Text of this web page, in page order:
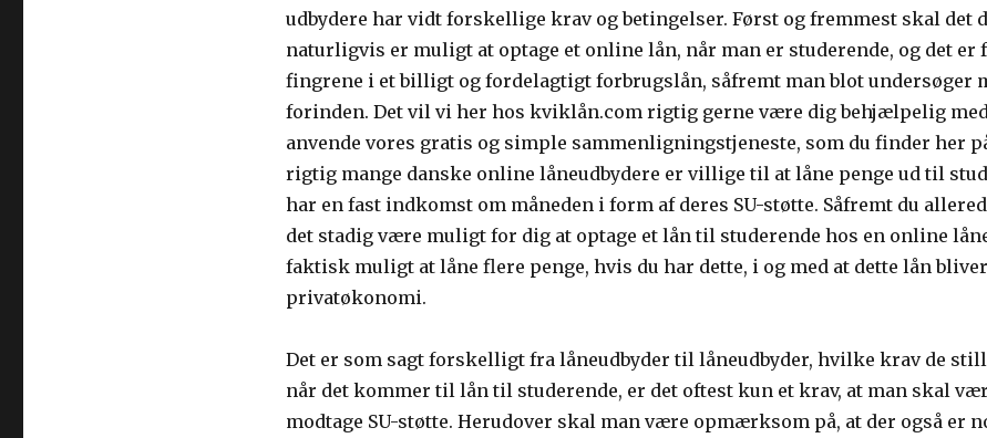
udbydere har vidt forskellige krav og betingelser. Først og fremmest skal det
naturligvis er muligt at optage et online lån, når man er studerende, og det
fingrene i et billigt og fordelagtigt forbrugslån, såfremt man blot undersøger
forinden. Det vil vi her hos kviklån.com rigtig gerne være dig behjælpelig
anvende vores gratis og simple sammenligningstjeneste, som du finder her
rigtig mange danske online låneudbydere er villige til at låne penge ud til
har en fast indkomst om måneden i form af deres SU-støtte. Såfremt du
det stadig være muligt for dig at optage et lån til studerende hos en online
faktisk muligt at låne flere penge, hvis du har dette, i og med at dette lån
privatøkonomi.
Det er som sagt forskelligt fra låneudbyder til låneudbyder, hvilke krav de
når det kommer til lån til studerende, er det oftest kun et krav, at man skal
modtage SU-støtte. Herudover skal man være opmærksom på, at der også er